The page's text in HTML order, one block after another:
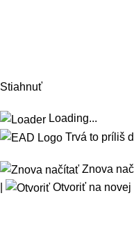
Stiahnuť
Loading...
Trvá to príliš
Znova
Otvoriť na novej